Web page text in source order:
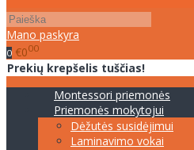
Mano paskyra
0 €000
Prekių krepšelis tuščias!
Montessori priemonės
Priemonės mokytojui
Dėžutės susidėjimui
Laminavimo vokai